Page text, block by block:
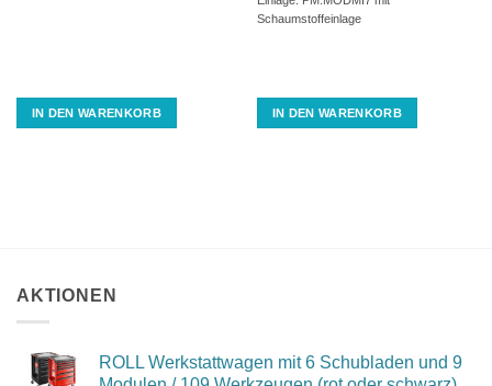
IN DEN WARENKORB
Schaumstoffeinlage
IN DEN WARENKORB
AKTIONEN
ROLL Werkstattwagen mit 6 Schubladen und 9